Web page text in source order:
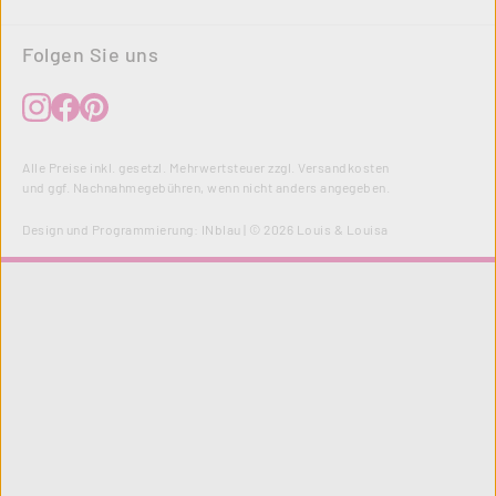
Folgen Sie uns
Alle Preise inkl. gesetzl. Mehrwertsteuer zzgl. Versandkosten
und ggf. Nachnahmegebühren, wenn nicht anders angegeben.
Design und Programmierung: INblau | © 2026 Louis & Louisa